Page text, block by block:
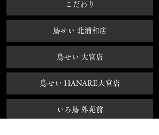
​こだわり
鳥せい 北浦和店
鳥せい 大宮店
鳥せい HANARE大宮店
いろ鳥 外苑前